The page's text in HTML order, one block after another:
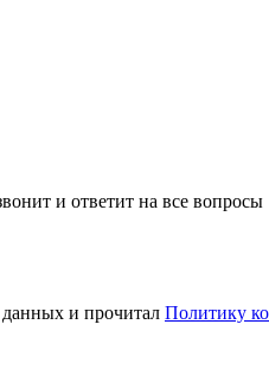
и ответит на все вопросы
и прочитал Политику